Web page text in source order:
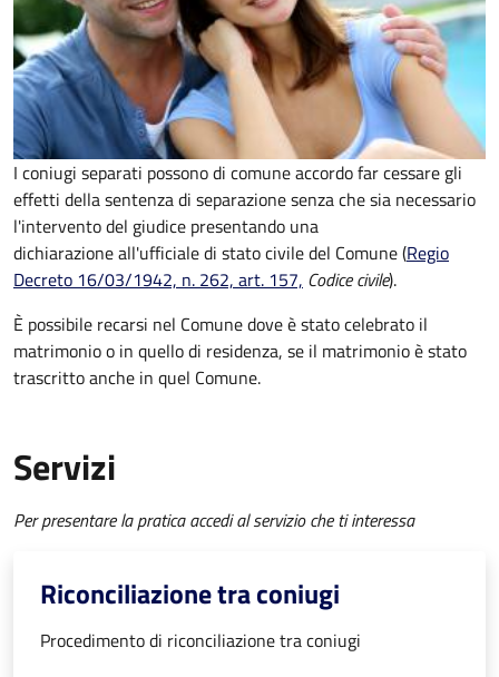
I coniugi separati possono di comune accordo far cessare gli
effetti della sentenza di separazione senza che sia necessario
l'intervento del giudice presentando una
dichiarazione all'ufficiale di stato civile del Comune (Regio
Decreto 16/03/1942, n. 262, art. 157, Codice civile).
È possibile recarsi nel Comune dove è stato celebrato il
matrimonio o in quello di residenza, se il matrimonio è stato
trascritto anche in quel Comune.
Servizi
Per presentare la pratica accedi al servizio che ti interessa
Riconciliazione tra coniugi
Procedimento di riconciliazione tra coniugi